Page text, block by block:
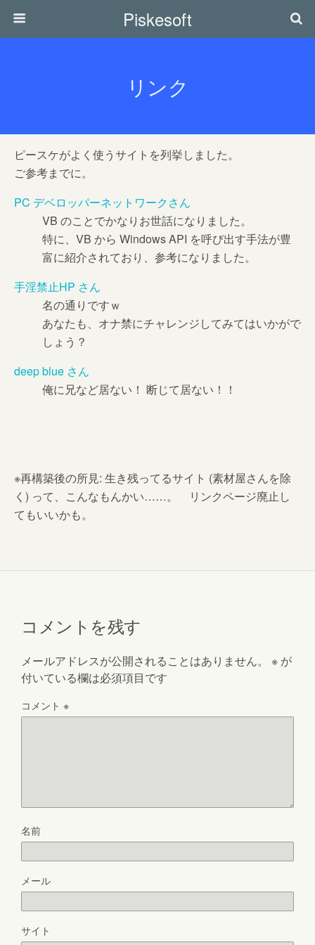
Piskesoft
リンク
ピースケがよく使うサイトを列挙しました。
ご参考までに。
PC デベロッパーネットワークさん
VB のことでかなりお世話になりました。
特に、VB から Windows API を呼び出す手法が豊
富に紹介されており、参考になりました。
手淫禁止HP さん
名の通りですｗ
あなたも、オナ禁にチャレンジしてみてはいかがで
しょう？
deep blue さん
俺に兄など居ない！ 断じて居ない！！
※再構築後の所見: 生き残ってるサイト (素材屋さんを除
く) って、こんなもんかい……。 リンクページ廃止し
てもいいかも。
コメントを残す
メールアドレスが公開されることはありません。 ※ が
付いている欄は必須項目です
コメント ※
名前
メール
サイト